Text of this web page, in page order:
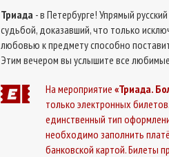
Триада - в Петербурге! Упрямый
судьбой, доказавший, что только
любовью к предмету способно
Этим вечером вы услышите все
На мероприятие «Триада.
только электронных
единственный тип
необходимо заполнить
банковской картой. Билеты